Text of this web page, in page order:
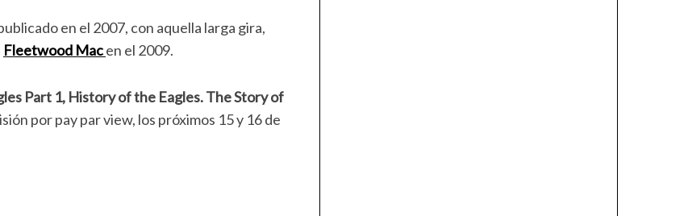
en el 2007, con aquella larga gira,
Fleetwood Macen el 2009.
Part 1, History of the Eagles. The Story of
por pay par view, los próximos 15 y 16 de